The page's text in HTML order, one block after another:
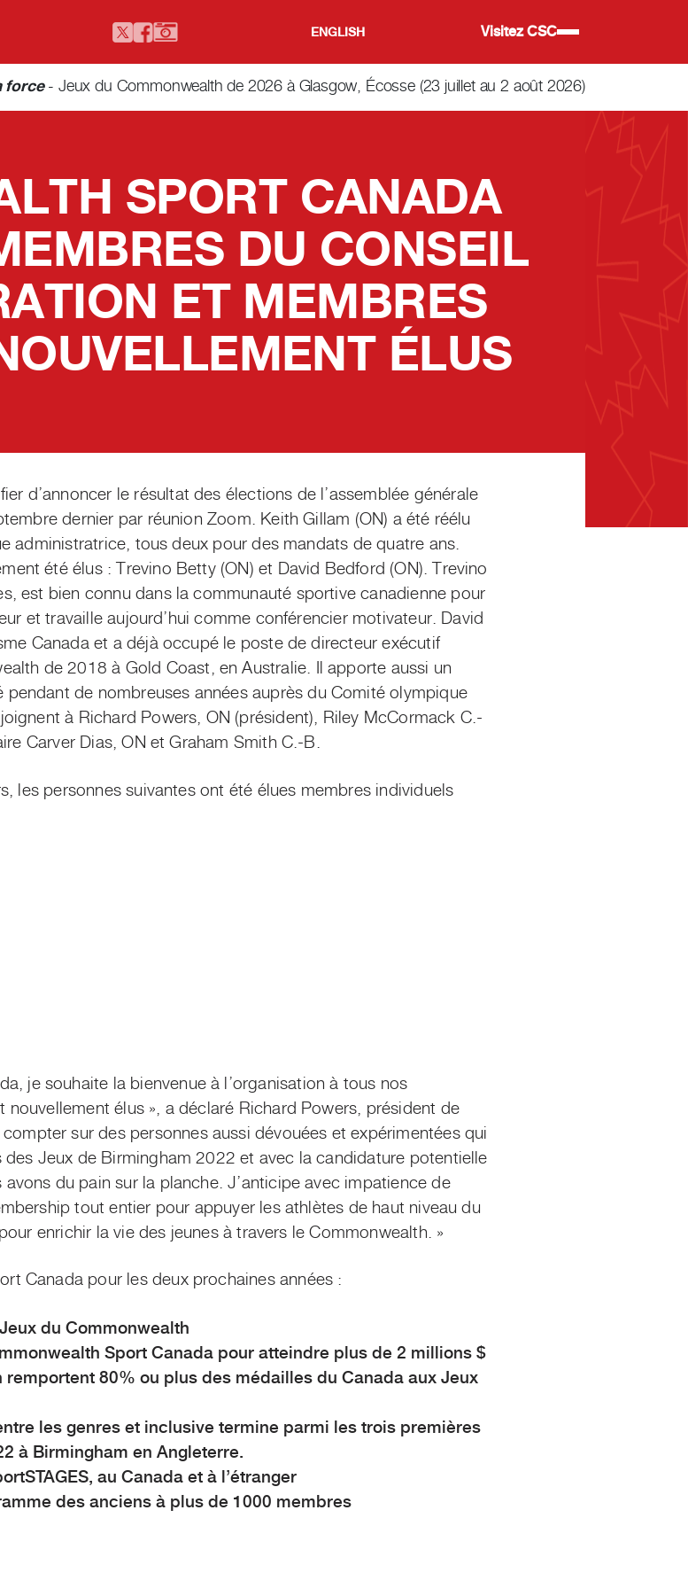
ENGLISH Visitez CSC
force- Jeux du Commonwealth de 2026 à Glasgow, Écosse (23 juillet au 2 août 2026)
SPORT CANADA
DU CONSEIL
ET MEMBRES
ÉLUS
d’annoncer le résultat des élections de l’assemblée générale
dernier par réunion Zoom. Keith Gillam (ON) a été réélu
administratrice, tous deux pour des mandats de quatre ans.
été élus : Trevino Betty (ON) et David Bedford (ON). Trevino
est bien connu dans la communauté sportive canadienne pour
et travaille aujourd’hui comme conférencier motivateur. David
Canada et a déjà occupé le poste de directeur exécutif
de 2018 à Gold Coast, en Australie. Il apporte aussi un
de nombreuses années auprès du Comité olympique
à Richard Powers, ON (président), Riley McCormack C.-
Carver Dias, ON et Graham Smith C.-B.
les personnes suivantes ont été élues membres individuels
je souhaite la bienvenue à l’organisation à tous nos
élus », a déclaré Richard Powers, président de
sur des personnes aussi dévouées et expérimentées qui
Jeux de Birmingham 2022 et avec la candidature potentielle
du pain sur la planche. J’anticipe avec impatience de
tout entier pour appuyer les athlètes de haut niveau du
enrichir la vie des jeunes à travers le Commonwealth. »
Canada pour les deux prochaines années :
du Commonwealth
Sport Canada pour atteindre plus de 2 millions $
80% ou plus des médailles du Canada aux Jeux
les genres et inclusive termine parmi les trois premières
à Birmingham en Angleterre.
au Canada et à l’étranger
des anciens à plus de 1000 membres